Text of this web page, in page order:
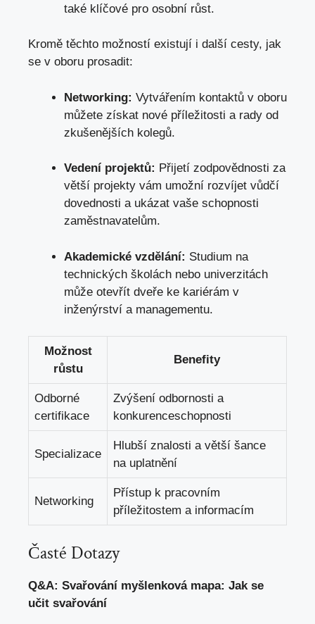
také⁣ klíčové pro ⁣osobní⁢ růst.
Kromě ‌těchto ​možností existují i další​ cesty,⁣ jak
se v oboru prosadit:
Networking: Vytvářením ⁤kontaktů v ‌oboru
můžete získat nové příležitosti a rady‍ od
‌zkušenějších kolegů.
Vedení‌ projektů: Přijetí zodpovědnosti za
větší projekty ‌vám umožní rozvíjet vůdčí
dovednosti a ​ukázat vaše schopnosti⁤
zaměstnavatelům.
Akademické vzdělání: ⁤Studium na
technických⁣ školách nebo univerzitách⁣
může otevřít dveře ke kariérám v
inženýrství⁣ a managementu.
Možnost
růstu
Benefity
Odborné
certifikace
Zvýšení odbornosti ​a
konkurenceschopnosti
Specializace
Hlubší znalosti a větší šance
na uplatnění
Networking
Přístup k pracovním
příležitostem ‌a informacím
Časté Dotazy
Q&A: ⁣Svařování myšlenková mapa: Jak se‍
učit svařování